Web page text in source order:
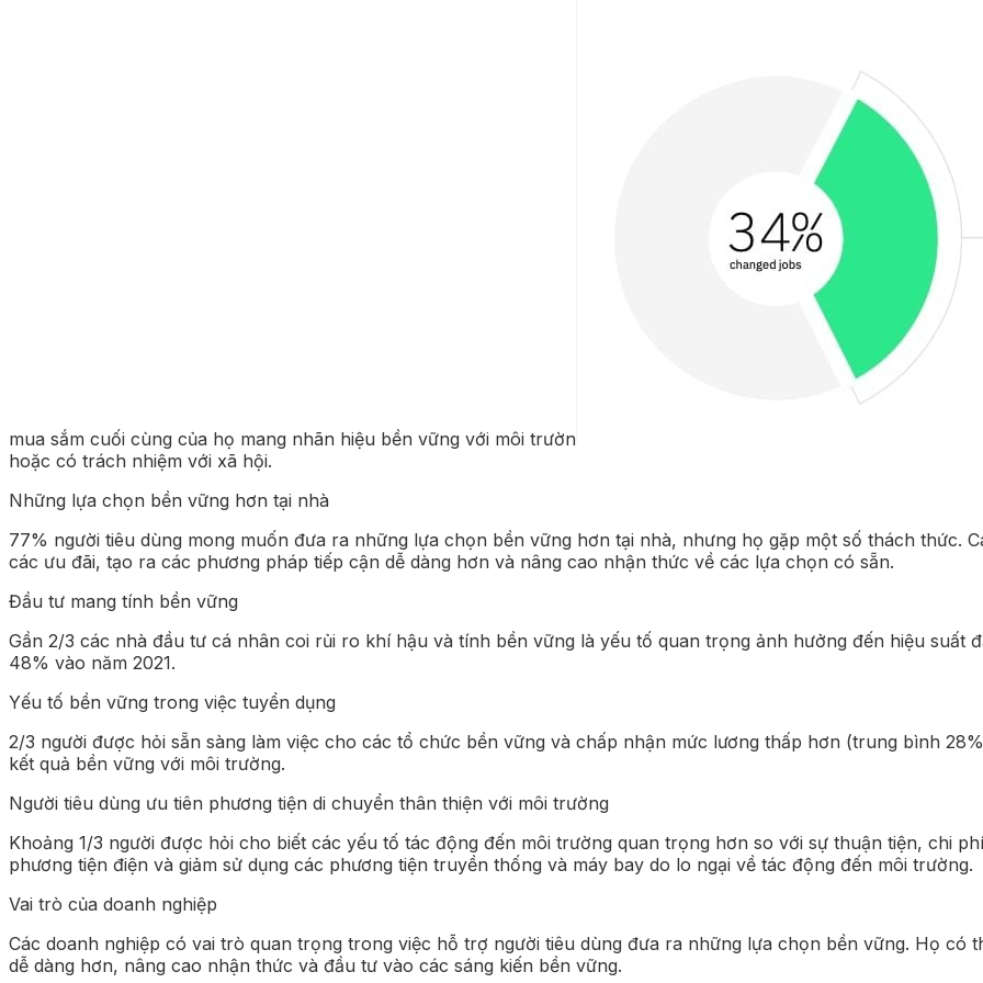
mua sắm cuối cùng của họ mang nhãn hiệu bền vững với môi trườn
hoặc có trách nhiệm với xã hội.
Những lựa chọn bền vững hơn tại nhà
77% người tiêu dùng mong muốn đưa ra những lựa chọn bền vững hơn tại nhà, nhưng họ gặp một số thách thức.
các ưu đãi, tạo ra các phương pháp tiếp cận dễ dàng hơn và nâng cao nhận thức về các lựa chọn có sẵn.
Đầu tư mang tính bền vững
Gần 2/3 các nhà đầu tư cá nhân coi rủi ro khí hậu và tính bền vững là yếu tố quan trọng ảnh hưởng đến hiệu suất
48% vào năm 2021.
Yếu tố bền vững trong việc tuyển dụng
2/3 người được hỏi sẵn sàng làm việc cho các tổ chức bền vững và chấp nhận mức lương thấp hơn (trung bình
kết quả bền vững với môi trường.
Người tiêu dùng ưu tiên phương tiện di chuyển thân thiện với môi trường
Khoảng 1/3 người được hỏi cho biết các yếu tố tác động đến môi trường quan trọng hơn so với sự thuận tiện, chi
phương tiện điện và giảm sử dụng các phương tiện truyền thống và máy bay do lo ngại về tác động đến môi trường.
Vai trò của doanh nghiệp
Các doanh nghiệp có vai trò quan trọng trong việc hỗ trợ người tiêu dùng đưa ra những lựa chọn bền vững. Họ có
dễ dàng hơn, nâng cao nhận thức và đầu tư vào các sáng kiến bền vững.